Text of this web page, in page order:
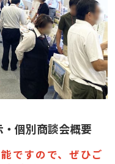
個別商談会概要
ですので、ぜひご